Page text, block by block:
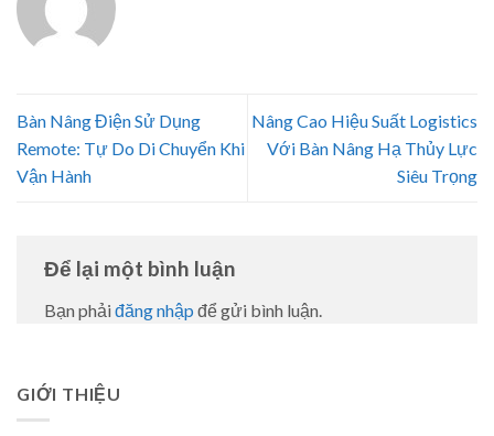
Bàn Nâng Điện Sử Dụng
Remote: Tự Do Di Chuyển Khi
Vận Hành
Nâng Cao Hiệu Suất Logistics
Với Bàn Nâng Hạ Thủy Lực
Siêu Trọng
Để lại một bình luận
Bạn phải đăng nhập để gửi bình luận.
GIỚI THIỆU